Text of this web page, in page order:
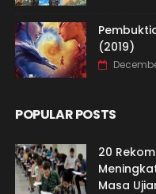
(2019)
POPULAR POSTS
20
Masa